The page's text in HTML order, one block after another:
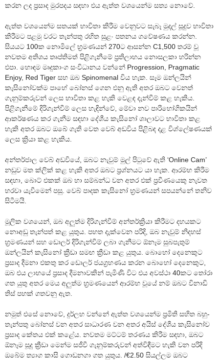
කරන ලද ප්‍රසාද මුරපදය සඳහා එය ඇත්ත වශයෙන්ම සත්‍ය නොවේ.
ඇත්ත වශයෙන්ම සතයක් භාවිතා කිරීම වෙනුවට සැබෑ මුදල් සූදුව භාවිතා
කිරීමට පළමු වරට තැන්පතු රහිත සුළං පතනය ගවේෂණය කරන්න.
සියයට 100ක නොමිලේ භ්‍රමණයන් 270ට ආසන්න C1,500 තරම් වූ
නවතම අතිශය තෘප්තිමත් පිළිගැනීමේ ප්‍රතිලාභය නොසලකා හරින්න
එපා. හොඳම මෘදුකාංග සංවිධානය වන්නේ Progression, Pragmatic
Enjoy, Red Tiger සහ ඔබ Spinomenal විය හැක. සෑම ඔන්ලයින්
කැසිනෝවක්ම පාහේ බෝනස් ගෙන එනු ඇති අතර ඔබට වෙනත්
ගැනුම්කරුවන් ලෙස භාවිතා කළ හැකි වෙළඳ දැන්වීම් කළ හැකිය.
පිළිගැනීමේ දිරිගැන්වීම් ලෙස හැඳින්වේ, මේවා නව පාරිභෝගිකයින්
ආකර්ෂණය කර ගැනීම සඳහා දේශීය කැසිනෝ ශාලාවට භාවිතා කළ
හැකි අතර ඔබට ඔබේ ගැති වෙත වෙබ් අඩවිය පිළිබඳ දළ විශ්ලේෂණයක්
ලෙස ක්‍රියා කළ හැකිය.
අන්තර්ජාල වෙබ් අඩවියේ, ඔබට නැවුම් මුල් පිටුවේ ඇති ‘Online Cam’
නඩුව මත ක්ලික් කළ හැකි අතර ඔබට ප්‍රශ්නයට යා හැක. ආරම්භ කිරීම
සඳහා, බොට් එකක් ඔබ හා සම්බන්ධ වන අතර එක් ප්‍රවීණයෙකු නැවත
හරවා යැවීමෙන් පසු. වෙබ් පාදක කැසිනෝ භ්‍රමණයන් සපයන්නේ තනිව
සිටීමයි.
මූලික වශයෙන්, ඔබ අලුත්ම දිරිගැන්වීම් අන්තර්ක්‍රියා කිරීමට දහයකට
නොඅඩු තැන්පත් කළ යුතුය. පහත දැක්වෙන පරිදි, ඔබ නැවුම් නිදහස්
භ්‍රමණයන් සහ ඩොලර් දිරිගැන්වීම් ලබා ගැනීමට ඕනෑම සුබපැතුම්
ඔන්ලයින් කැසිනෝ ක්‍රීඩා සමඟ ක්‍රීඩා කළ යුතුය. බොහෝ දෙනෙකුට
ප්‍රසාද දීමනා එකතු කර ඩොලර් ජයග්‍රහණය කරන බොහෝ දෙනෙකුට,
ඔබ එය ලාභයේ ප්‍රසාද දීමනාවකින් පැමිණි විට එය අවස්ථා 40කට තෝරා
ගත යුතු අතර මෙය අලුත්ම භ්‍රමණයෙන් ආරම්භ වූයේ නම් ඔබට විනාඩි
තිස් පහක් ගතවනු ඇත.
නමුත් එසේ නොවේ, දුර්ලභ වන්නේ ඇත්ත වශයෙන්ම ප්‍රමිති සහිත බහු-
තැන්පතු බෝනස් වන අතර සාධාරණ වන අතර අයිස් දේශීය කැසිනෝව
ප්‍රසාද කේතය එක් කළේය. නවතම මට්ටම් තරණය කිරීම සඳහා, ඔබට
ඕනෑම සූදු ක්‍රීඩා මෙන්ම සජීවී ගැනුම්කරුවන් අත්විඳීමට හැකි වන පරිදි
ඔබේම ත්‍යාග කාසි ගොඩනගා ගත යුතුය. /€2.50 සියල්ලම ඔබට